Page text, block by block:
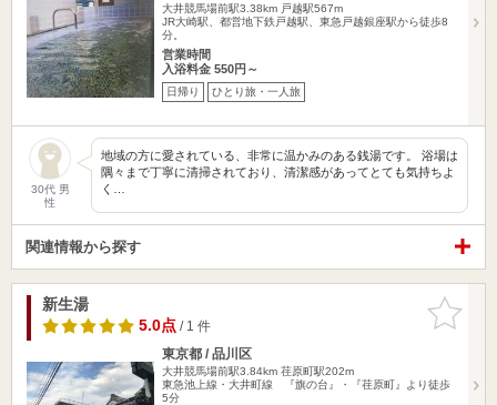
大井競馬場前駅3.38km 戸越駅567m
JR大崎駅、都営地下鉄戸越駅、東急戸越銀座駅から徒歩8
分。
営業時間
入浴料金 550円～
日帰り ひとり旅・一人旅
30代 男
性
地域の方に愛されている、非常に温かみのある銭湯です。 浴場は
隅々まで丁寧に清掃されており、清潔感があってとても気持ちよ
く…
関連情報から探す
お気に入
りに追加
新生湯
5.0点/ 1 件
東京都 / 品川区
大井競馬場前駅3.84km 荏原町駅202m
東急池上線・大井町線 『旗の台』・『荏原町』より徒歩
5分